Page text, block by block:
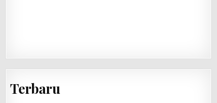
Terbaru